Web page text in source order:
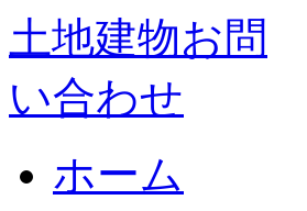
ホーム